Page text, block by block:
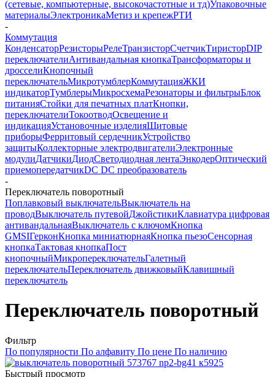
(сетевые, компьютерные, высокочастотные и тд)Упаковочные
материалыЭлектроникаМетиз и крепежРТИ
-
Коммутация
КонденсаторРезисторыРелеТранзисторСчетчикТиристорDIP
переключателиАнтивандальная кнопкаТрансформаторы и
дросселиКнопочный
переключательМикротумблерКоммутацияЖКИ
индикаторТумблерыМикросхемаРезонаторы и фильтрыБлок
питанияСтойки для печатных платКнопки,
переключателиТокоотводОсвещение и
индикацияУстановочные изделияЩитовые
приборыФерритовый сердечникУстройство
защитыКоллекторные электродвигателиЭлектронные
модулиДатчикиДиодСветодиодная лентаЭнкодерОптический
приемопередатчикDC DC преобразователь
-
Переключатель поворотный
Поплавковый выключательВыключатель на
проводВыключатель путевойДжойстикиКлавиатура цифровая
антивандальнаяВыключатель с ключомКнопка
GMSIГерконКнопка миниатюрнаяКнопка пьезоСенсорная
кнопкаТактовая кнопкаПост
кнопочныйМикропереключательГалетный
переключательПереключатель движковыйКлавишный
переключатель
Переключатель поворотный
Фильтр
По популярности По алфавиту По цене По наличию
Быстрый просмотр